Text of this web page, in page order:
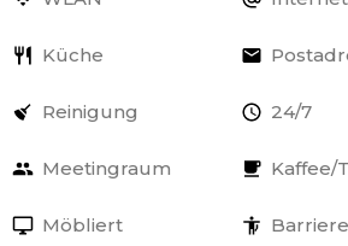
Küche
Reinigung 24/7
Meetingraum Kaffee/
Möbliert